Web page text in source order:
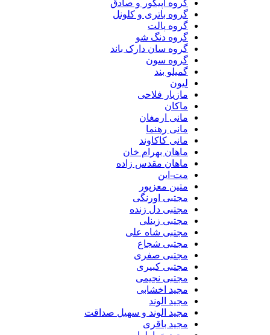
گروه اپیکور و صادق
گروه باتری و کلونل
گروه پالت
گروه دنگ شو
گروه سان دارک باند
گروه سون
گمیلو بند
لیون
مازیار فلاحی
ماکان
مانی ارمغان
مانی رهنما
مانی کاکاوند
ماهان بهرام خان
ماهان مقدس زاده
مت-این
متین معزپور
مجتبی اورنگی
مجتبی دل زنده
مجتبی زینلی
مجتبی شاه علی
مجتبی شجاع
مجتبی صفری
مجتبی کبیری
مجتبی نجیمی
مجید اخشابی
مجید الوند‎
مجید الوند و سهیل صداقت
مجید باقری